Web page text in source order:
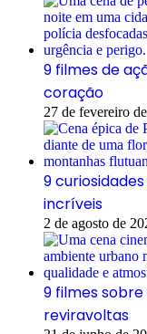
9 filmes de
coração
27 de fevereiro
9
incríveis
2 de agosto de
9 filmes
reviravoltas